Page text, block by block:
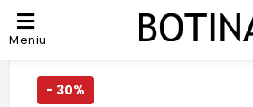
Meniu
- 30%